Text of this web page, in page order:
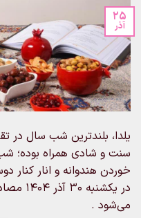
25
آذر
یلدا، بلندترین شب سال در
سنت و شادی همراه بوده؛
خوردن هندوانه و انار
می‌شود .